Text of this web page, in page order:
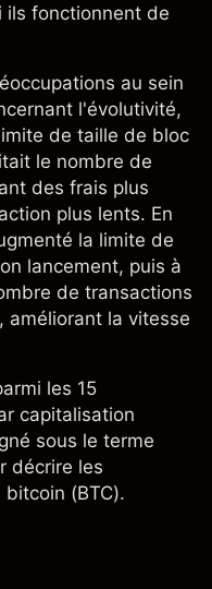
ils fonctionnent de
au sein
l'évolutivité,
de taille de bloc
le nombre de
des frais plus
plus lents. En
la limite de
lancement, puis à
de transactions
améliorant la vitesse
les 15
capitalisation
sous le terme
décrire les
(BTC).